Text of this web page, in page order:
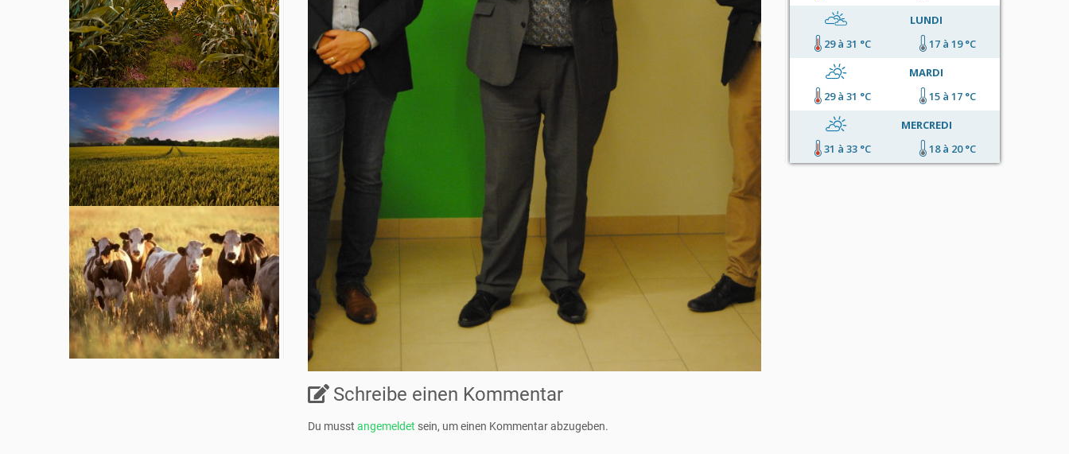
Schreibe einen Kommentar
Du musst angemeldet sein, um einen Kommentar abzugeben.
LUNDI
29 à 31 °C
17 à 19 °C
MARDI
29 à 31 °C
15 à 17 °C
MERCREDI
31 à 33 °C
18 à 20 °C